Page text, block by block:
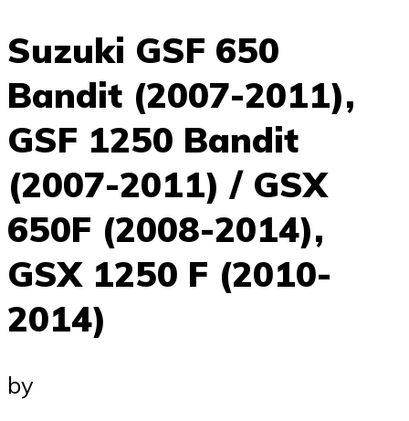
Suzuki GSF 650
Bandit (2007-2011),
GSF 1250 Bandit
(2007-2011) / GSX
650F (2008-2014),
GSX 1250 F (2010-
2014)
by